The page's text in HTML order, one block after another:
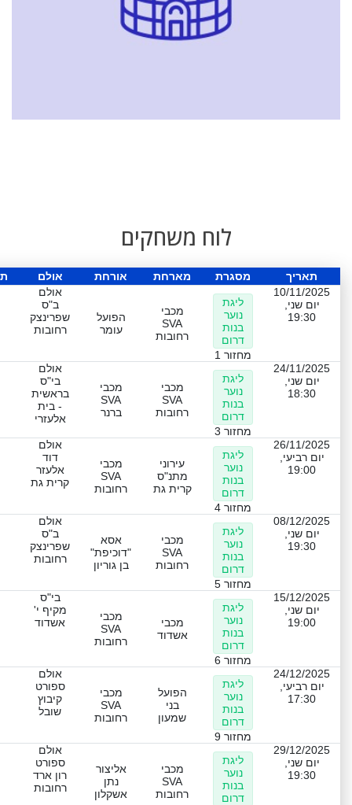
לוח משחקים
תאריך מסגרת מארחת אורחת אולם
10/11/2025
יום שני,
19:30
ליגת
נוער
בנות
דרום
מחזור 1
מכבי
SVA
רחובות
הפועל
עומר
אולם
ב"ס
שפרינצק
רחובות
24/11/2025
יום שני,
18:30
ליגת
נוער
בנות
דרום
מחזור 3
מכבי
SVA
רחובות
מכבי
SVA
ברנר
אולם
בי"ס
בראשית
- בית
אלעזרי
26/11/2025
יום רביעי,
19:00
ליגת
נוער
בנות
דרום
מחזור 4
עירוני
מתנ"ס
קרית גת
מכבי
SVA
רחובות
אולם
דוד
אלעזר
קרית גת
08/12/2025
יום שני,
19:30
ליגת
נוער
בנות
דרום
מחזור 5
מכבי
SVA
רחובות
אסא
"דוכיפת"
בן גוריון
אולם
ב"ס
שפרינצק
רחובות
15/12/2025
יום שני,
19:00
ליגת
נוער
בנות
דרום
מחזור 6
מכבי
אשדוד
מכבי
SVA
רחובות
בי"ס
מקיף י'
אשדוד
24/12/2025
יום רביעי,
17:30
ליגת
נוער
בנות
דרום
מחזור 9
הפועל
בני
שמעון
מכבי
SVA
רחובות
אולם
ספורט
קיבוץ
שובל
29/12/2025
יום שני,
19:30
ליגת
נוער
בנות
דרום
מכבי
SVA
רחובות
אליצור
נתן
אשקלון
אולם
ספורט
רון ארד
רחובות